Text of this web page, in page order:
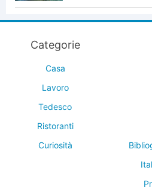
Categorie
Casa
Lavoro
Tedesco
Ristoranti
Curiosità